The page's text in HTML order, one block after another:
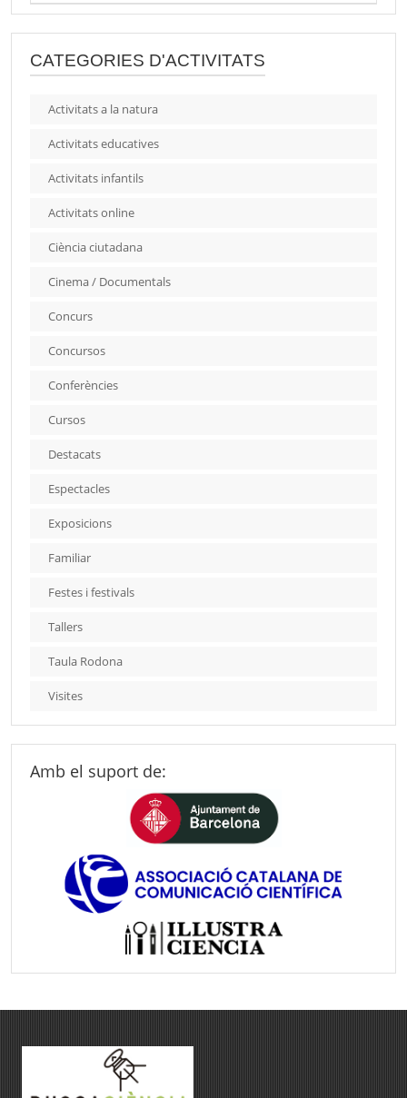
CATEGORIES D'ACTIVITATS
Activitats a la natura
Activitats educatives
Activitats infantils
Activitats online
Ciència ciutadana
Cinema / Documentals
Concurs
Concursos
Conferències
Cursos
Destacats
Espectacles
Exposicions
Familiar
Festes i festivals
Tallers
Taula Rodona
Visites
Amb el suport de: